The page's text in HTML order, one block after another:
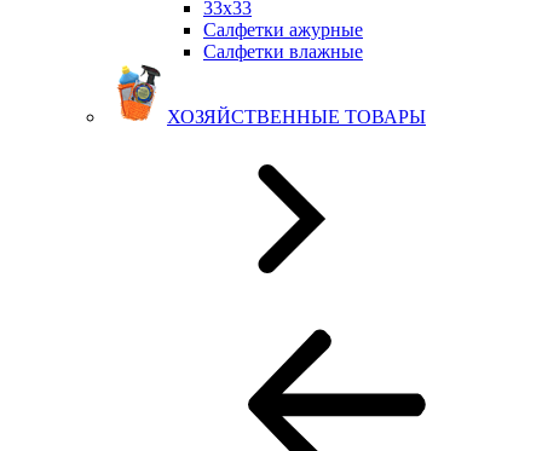
33х33
Салфетки ажурные
Салфетки влажные
ХОЗЯЙСТВЕННЫЕ ТОВАРЫ